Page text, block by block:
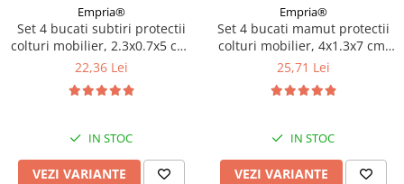
Empria®
Set 4 bucati subtiri protectii
colturi mobilier, 2.3x0.7x5 cm,
Diverse culori
22,36 Lei
IN STOC
VEZI VARIANTE
Empria®
Set 4 bucati mamut protectii
colturi mobilier, 4x1.3x7 cm,
Diverse culori
25,71 Lei
IN STOC
VEZI VARIANTE